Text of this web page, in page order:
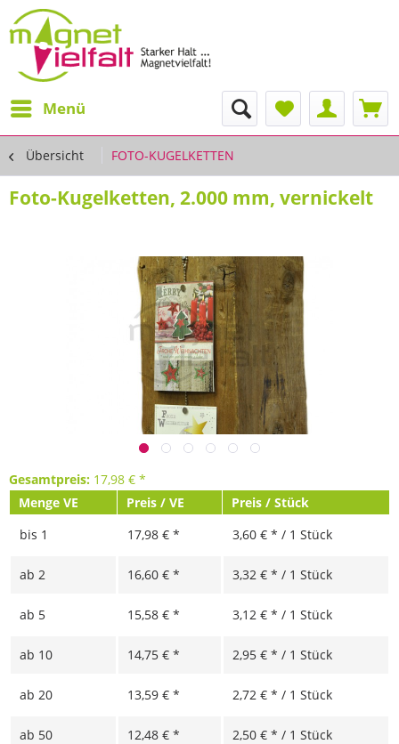
Menü
Übersicht FOTO-KUGELKETTEN
Foto-Kugelketten, 2.000 mm, vernickelt
Gesamtpreis: 17,98 € *
Menge VE
Preis / VE
Preis / Stück
bis 1 17,98 € * 3,60 € * / 1 Stück
ab 2 16,60 € * 3,32 € * / 1 Stück
ab 5 15,58 € * 3,12 € * / 1 Stück
ab 10 14,75 € * 2,95 € * / 1 Stück
ab 20 13,59 € * 2,72 € * / 1 Stück
ab 50 12,48 € * 2,50 € * / 1 Stück